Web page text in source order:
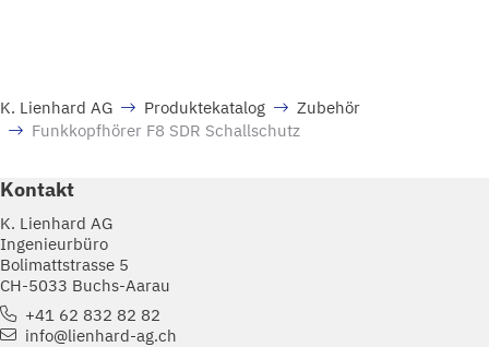
K. Lienhard AG Produktekatalog
Zubehör
Funkkopfhörer F8 SDR Schallschutz
Kontakt
K. Lienhard AG
Ingenieurbüro
Bolimattstrasse 5
CH-5033 Buchs-Aarau
+41 62 832 82 82
info@lienhard-ag.ch